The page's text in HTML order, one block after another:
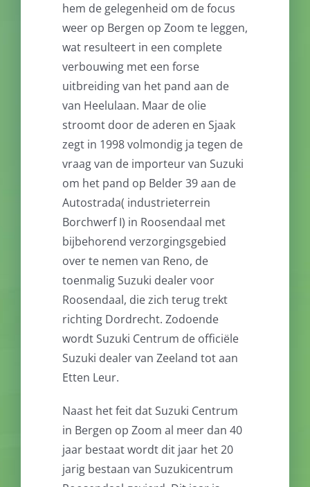
hem de gelegenheid om de focus
weer op Bergen op Zoom te leggen,
wat resulteert in een complete
verbouwing met een forse
uitbreiding van het pand aan de
van Heelulaan. Maar de olie
stroomt door de aderen en Sjaak
zegt in 1998 volmondig ja tegen de
vraag van de importeur van Suzuki
om het pand op Belder 39 aan de
Autostrada( industrieterrein
Borchwerf I) in Roosendaal met
bijbehorend verzorgingsgebied
over te nemen van Reno, de
toenmalig Suzuki dealer voor
Roosendaal, die zich terug trekt
richting Dordrecht. Zodoende
wordt Suzuki Centrum de officiële
Suzuki dealer van Zeeland tot aan
Etten Leur.
Naast het feit dat Suzuki Centrum
in Bergen op Zoom al meer dan 40
jaar bestaat wordt dit jaar het 20
jarig bestaan van Suzukicentrum